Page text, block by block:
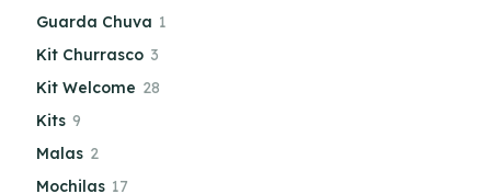
Guarda Chuva 1
Kit Churrasco 3
Kit Welcome 28
Kits 9
Malas 2
Mochilas 17